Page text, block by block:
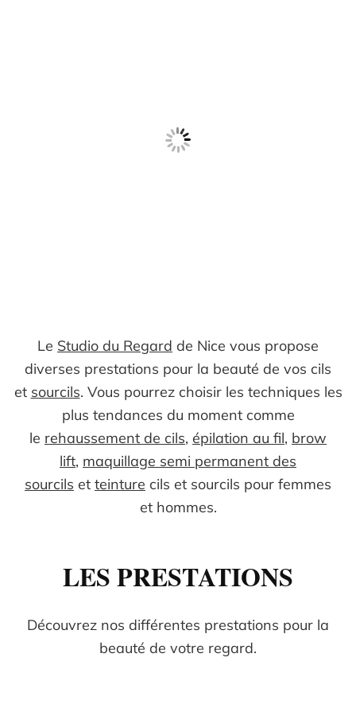
Le Studio du Regard de Nice vous propose
diverses prestations pour la beauté de vos cils
et sourcils. Vous pourrez choisir les techniques les
plus tendances du moment comme
le rehaussement de cils, épilation au fil, brow
lift, maquillage semi permanent des
sourcils et teinture cils et sourcils pour femmes
et hommes.
LES PRESTATIONS
Découvrez nos différentes prestations pour la
beauté de votre regard.